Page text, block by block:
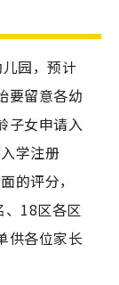
园，预计
要留意各幼
子女申请入
学注册
的评分，
、18区各区
供各位家长